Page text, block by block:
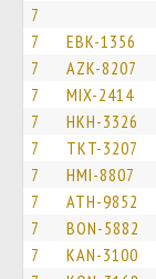
7
7 EBK-1356
7 AZK-8207
7 MIX-2414
7 HKH-3326
7 TKT-3207
7 HMI-8807
7 ATH-9852
7 BON-5882
7 KAN-3100